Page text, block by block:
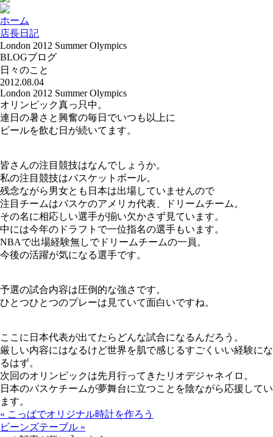
ホーム
店長日記
London 2012 Summer Olympics
BLOGブログ
日々のこと
2012.08.04
London 2012 Summer Olympics
オリンピック真っ只中。
連日の暑さと興奮の毎日でいつも以上に
ビールを飲む日が続いてます。
皆さんの注目競技はなんでしょうか。
私の注目競技はバスケットボール。
残念ながら男女とも日本は出場していませんので
注目チームはバスケのアメリカ代表、ドリームチーム。
その名に相応しい選手が揃い欠かさず見ています。
中には今年のドラフトで一位指名の選手もいます。
NBAで出場経験無しでドリームチームの一員。
今後の活躍が気になる選手です。
予選の試合内容は圧倒的な強さです。
ひとつひとつのプレーは見ていて面白いですね。
ここに日本代表が出てたらどんな試合になるんだろう。
厳しい内容にはなるけど世界を肌で感じるすごくいい経験にな
るはず。
次回のオリンピックは先月行ってきたリオデジャネイロ。
日本のバスケチームが夢舞台に立つことを陰ながら応援してい
ます。
« こっぱでオリジナル時計を作ろう
ビーンズテーブル »